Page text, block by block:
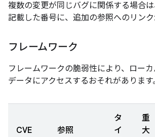
複数の変更が同じバグに関係する場合
記載した番号に、追加の参照へのリンク
フレームワーク
フレームワークの脆弱性により、ロー
データにアクセスするおそれがあります。
CVE 参照
タ
イ
重
大